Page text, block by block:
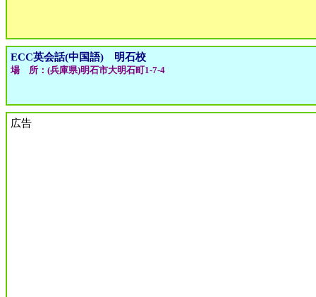
ECC英会話(中国語) 明石校
場 所：(兵庫県)明石市大明石町1-7-4
広告